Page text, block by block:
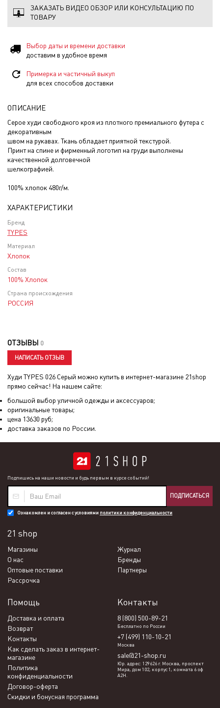
ЗАКАЗАТЬ ВИДЕО ОБЗОР ИЛИ КОНСУЛЬТАЦИЮ ПО
ТОВАРУ
Выбор даты и времени доставки
доставим в удобное время
Примерка и частичный выкуп
для всех способов доставки
ОПИСАНИЕ
Серое худи свободного кроя из плотного премиального футера с
декоративным
швом на рукавах. Ткань обладает приятной текстурой.
Принт на спине и фирменный логотип на груди выполнены
качественной долговечной
шелкографией.
100% хлопок 480г/м.
ХАРАКТЕРИСТИКИ
Бренд
TYPES
Материал
Хлопок
Состав
100% Хлопок
Страна происхождения
РОССИЯ
ОТЗЫВЫ 0
НАПИСАТЬ ОТЗЫВ
Худи TYPES 026 Серый можно купить в интернет-магазине 21shop
прямо сейчас! На нашем сайте:
большой выбор уличной одежды и аксессуаров;
оригинальные товары;
цена 13630 руб;
доставка заказов по России.
Подпишись на наши новости и будь первым в курсе событий!
ПОДПИСАТЬСЯ
Ознакомлен и согласен с условиями политики конфиденциальности
21 shop
Магазины
Журнал
О нас
Бренды
Оптовые поставки
Партнеры
Рассрочка
Помощь
Доставка и оплата
Возврат
Контакты
Как сделать заказ в интернет-
магазине
Политика
конфиденциальности
Договор-оферта
Скидки и бонусная программа
Контакты
8 (800) 500-89-21
Бесплатно по России
+7 (499) 110-10-21
Москва
sale@21-shop.ru
Юр. адрес: 129626 г. Москва, проспект
Мира, дом 102, корпус 1, комната 6 оф
А2Н.